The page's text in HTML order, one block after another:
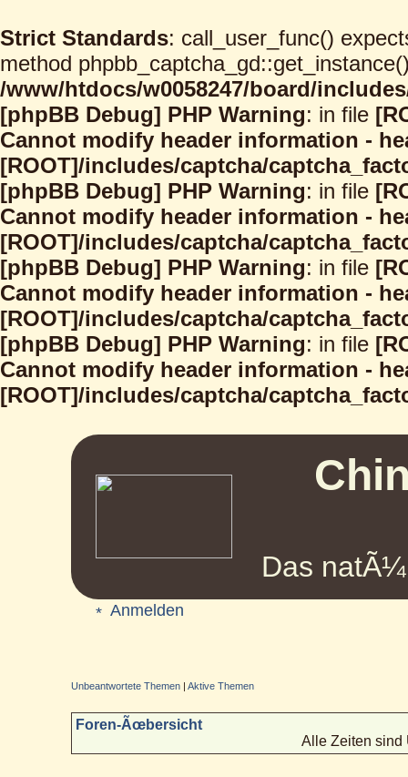
Strict Standards: call_user_func()
method
/www/htdocs/w0058247/board/
[phpBB Debug] PHP Warning: in file
Cannot modify header information -
[ROOT]/includes/captcha/
[phpBB Debug] PHP Warning: in file
Cannot modify header information -
[ROOT]/includes/captcha/
[phpBB Debug] PHP Warning: in file
Cannot modify header information -
[ROOT]/includes/captcha/
[phpBB Debug] PHP Warning: in file
Cannot modify header information -
[ROOT]/includes/captcha/
Das
Anmelden
Unbeantwortete Themen |Aktive Themen
Foren-Ãœbersicht
Alle Zeiten sind